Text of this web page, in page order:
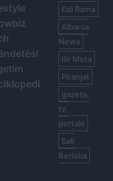
Edi Rama
Albania
News
Ilir Meta
Piranjat
gazeta,
tv,
portale
Sali
Berisha